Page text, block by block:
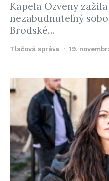
Kapela Ozveny
nezabudnuteľný
Brodské…
Tlačová správa 19.